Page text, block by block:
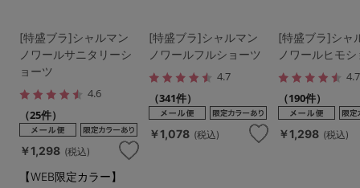
[特盛ブラ]シャルマン
ノワールサニタリーシ
ョーツ
4.6
（25件）
￥1,298 (税込)
[特盛ブラ]シャルマン
ノワールフルショーツ
4.7
（341件）
￥1,078 (税込)
[特盛ブラ]シャ
ノワールヒモ
4.7
（190件）
￥1,298 (税込)
【WEB限定カラー】